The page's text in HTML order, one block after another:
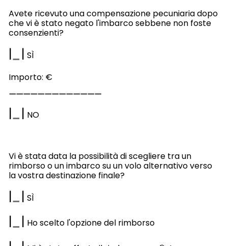
Avete ricevuto una compensazione pecuniaria dopo
che vi è stato negato l'imbarco sebbene non foste
consenzienti?
| | SÌ
Importo: €
| | NO
Vi è stata data la possibilità di scegliere tra un
rimborso o un imbarco su un volo alternativo verso
la vostra destinazione finale?
| | SÌ
| | Ho scelto l'opzione del rimborso